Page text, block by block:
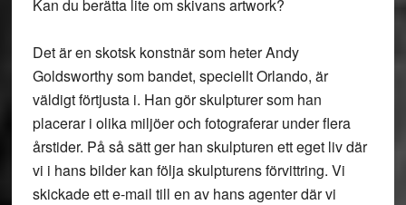
Kan du berätta lite om skivans artwork?
Det är en skotsk konstnär som heter Andy
Goldsworthy som bandet, speciellt Orlando, är
väldigt förtjusta i. Han gör skulpturer som han
placerar i olika miljöer och fotograferar under flera
årstider. På så sätt ger han skulpturen ett eget liv där
vi i hans bilder kan följa skulpturens förvittring. Vi
skickade ett e-mail till en av hans agenter där vi